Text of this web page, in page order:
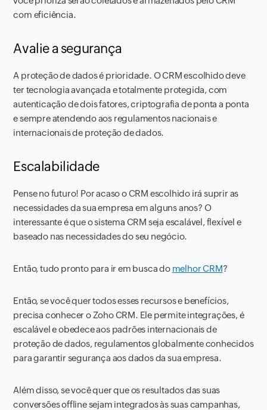
com eficiência.
Avalie a segurança
A proteção de dados é prioridade. O CRM escolhido deve
ter tecnologia avançada e totalmente protegida, com
autenticação de dois fatores, criptografia de ponta a ponta
e sempre atendendo aos regulamentos nacionais e
internacionais de proteção de dados.
Escalabilidade
Pense no futuro! Por acaso o CRM escolhido irá suprir as
necessidades da sua empresa em alguns anos? O
interessante é que o sistema CRM seja escalável, flexível e
baseado nas necessidades do seu negócio.
Então, tudo pronto para ir em busca do melhor CRM?
Então, se você quer todos esses recursos e benefícios,
precisa conhecer o Zoho CRM. Ele permite integrações, é
escalável e obedece aos padrões internacionais de
proteção de dados, regulamentos globalmente conhecidos
para garantir segurança aos dados da sua empresa.
Além disso, se você quer que os resultados das suas
conversões offline sejam integrados às suas campanhas,